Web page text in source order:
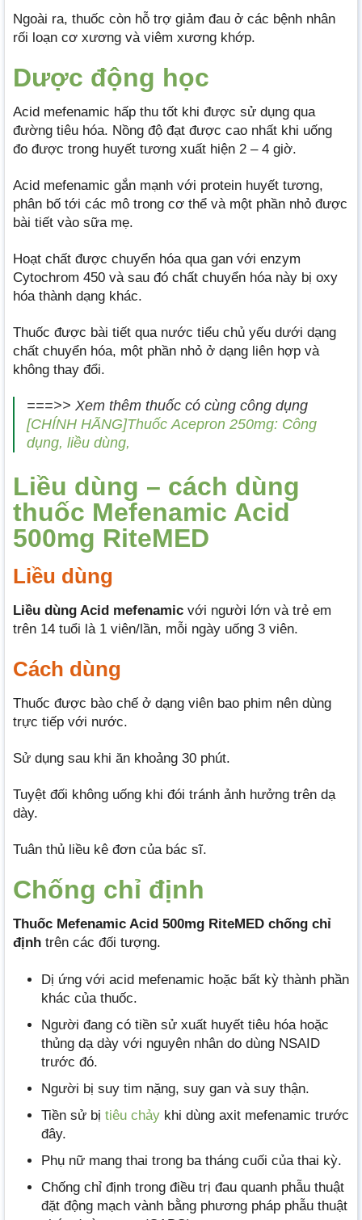
Ngoài ra, thuốc còn hỗ trợ giảm đau ở các bệnh nhân
rối loạn cơ xương và viêm xương khớp.
Dược động học
Acid mefenamic hấp thu tốt khi được sử dụng qua
đường tiêu hóa. Nồng độ đạt được cao nhất khi uống
đo được trong huyết tương xuất hiện 2 – 4 giờ.
Acid mefenamic gắn mạnh với protein huyết tương,
phân bố tới các mô trong cơ thể và một phần nhỏ được
bài tiết vào sữa mẹ.
Hoạt chất được chuyển hóa qua gan với enzym
Cytochrom 450 và sau đó chất chuyển hóa này bị oxy
hóa thành dạng khác.
Thuốc được bài tiết qua nước tiểu chủ yếu dưới dạng
chất chuyển hóa, một phần nhỏ ở dạng liên hợp và
không thay đổi.
===>> Xem thêm thuốc có cùng công dụng
[CHÍNH HÃNG]Thuốc Acepron 250mg: Công
dụng, liều dùng,
Liều dùng – cách dùng
thuốc Mefenamic Acid
500mg RiteMED
Liều dùng
Liều dùng Acid mefenamic với người lớn và trẻ em
trên 14 tuổi là 1 viên/lần, mỗi ngày uống 3 viên.
Cách dùng
Thuốc được bào chế ở dạng viên bao phim nên dùng
trực tiếp với nước.
Sử dụng sau khi ăn khoảng 30 phút.
Tuyệt đối không uống khi đói tránh ảnh hưởng trên dạ
dày.
Tuân thủ liều kê đơn của bác sĩ.
Chống chỉ định
Thuốc Mefenamic Acid 500mg RiteMED chống chỉ
định trên các đối tượng.
Dị ứng với acid mefenamic hoặc bất kỳ thành phần
khác của thuốc.
Người đang có tiền sử xuất huyết tiêu hóa hoặc
thủng dạ dày với nguyên nhân do dùng NSAID
trước đó.
Người bị suy tim nặng, suy gan và suy thận.
Tiền sử bị tiêu chảy khi dùng axit mefenamic trước
đây.
Phụ nữ mang thai trong ba tháng cuối của thai kỳ.
Chống chỉ định trong điều trị đau quanh phẫu thuật
đặt động mạch vành bằng phương pháp phẫu thuật